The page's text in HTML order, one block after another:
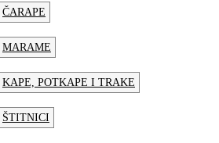
ČARAPE
MARAME
KAPE, POTKAPE I TRAKE
ŠTITNICI